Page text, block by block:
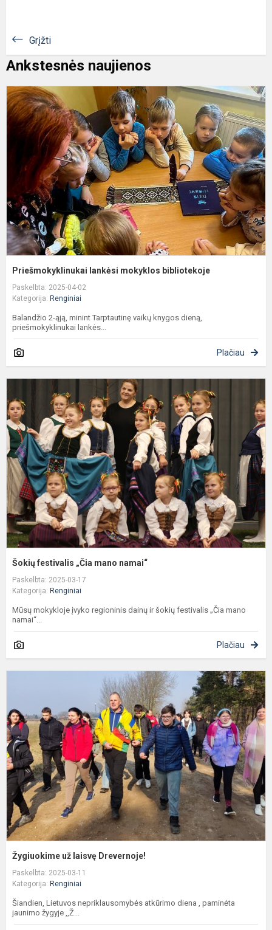
Grįžti
Ankstesnės naujienos
Priešmokyklinukai lankėsi mokyklos bibliotekoje
Paskelbta: 2025-04-02
Kategorija: Renginiai
Balandžio 2-ąją, minint Tarptautinę vaikų knygos dieną,
priešmokyklinukai lankės...
Plačiau
Šokių festivalis „Čia mano namai“
Paskelbta: 2025-03-17
Kategorija: Renginiai
Mūsų mokykloje įvyko regioninis dainų ir šokių festivalis „Čia mano
namai“...
Plačiau
Žygiuokime už laisvę Drevernoje!
Paskelbta: 2025-03-11
Kategorija: Renginiai
Šiandien, Lietuvos nepriklausomybės atkūrimo diena , paminėta
jaunimo žygyje ,,Ž...